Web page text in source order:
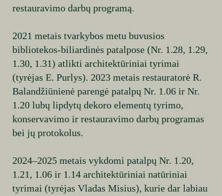
restauravimo darbų programą.
2021 metais tvarkybos metu buvusios
bibliotekos-biliardinės patalpose (Nr. 1.28, 1.29,
1.30, 1.31) atlikti architektūriniai tyrimai
(tyrėjas E. Purlys). 2023 metais restauratorė R.
Balandžiūnienė parengė patalpų Nr. 1.06 ir Nr.
1.20 lubų lipdytų dekoro elementų tyrimo,
konservavimo ir restauravimo darbų programas
bei jų protokolus.
2024–2025 metais vykdomi patalpų Nr. 1.20,
1.21, 1.06 ir 1.14 architektūriniai natūriniai
tyrimai (tyrėjas Vladas Misius), kurie dar labiau